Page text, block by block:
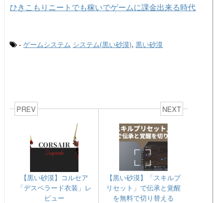
ひきこもりニートでも稼いでゲームに課金出来る時代
- ゲームシステム システム(黒い砂漠), 黒い砂漠
PREV
【黒い砂漠】コルセア
「デスペラード衣装」レ
ビュー
NEXT
【黒い砂漠】「スキルプ
リセット」で伝承と覚醒
を無料で切り替える